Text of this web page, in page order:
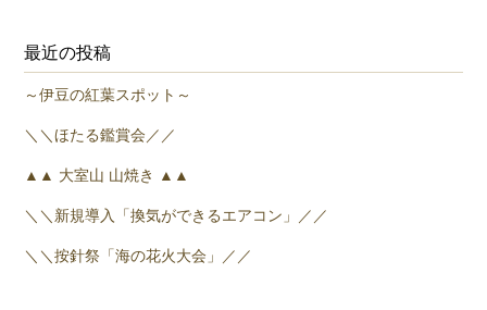
最近の投稿
～伊豆の紅葉スポット～
＼＼ほたる鑑賞会／／
▲▲ 大室山 山焼き ▲▲
＼＼新規導入「換気ができるエアコン」／／
＼＼按針祭「海の花火大会」／／